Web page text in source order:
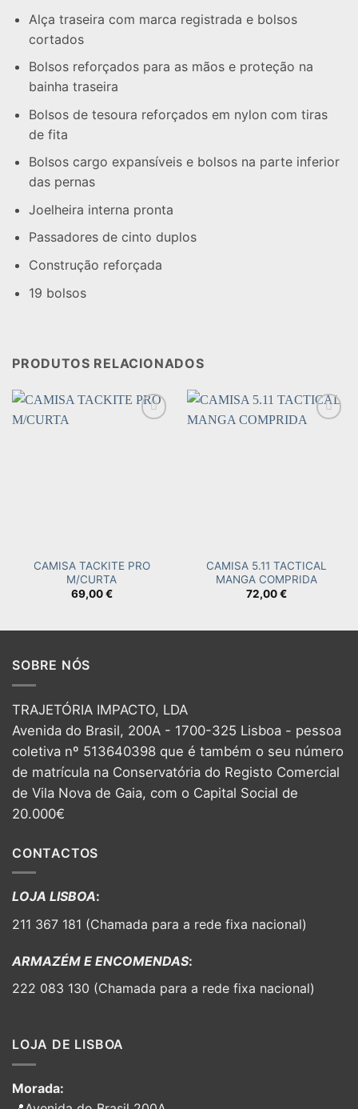
Alça traseira com marca registrada e bolsos
cortados
Bolsos reforçados para as mãos e proteção na
bainha traseira
Bolsos de tesoura reforçados em nylon com tiras
de fita
Bolsos cargo expansíveis e bolsos na parte inferior
das pernas
Joelheira interna pronta
Passadores de cinto duplos
Construção reforçada
19 bolsos
PRODUTOS RELACIONADOS
CAMISA TACKITE PRO
M/CURTA
69,00€
CAMISA 5.11 TACTICAL
MANGA COMPRIDA
72,00€
SOBRE NÓS
TRAJETÓRIA IMPACTO, LDA
Avenida do Brasil, 200A - 1700-325 Lisboa - pessoa
coletiva nº 513640398 que é também o seu número
de matrícula na Conservatória do Registo Comercial
de Vila Nova de Gaia, com o Capital Social de
20.000€
CONTACTOS
LOJA LISBOA:
211 367 181 (Chamada para a rede fixa nacional)
ARMAZÉM E ENCOMENDAS:
222 083 130 (Chamada para a rede fixa nacional)
LOJA DE LISBOA
Morada: